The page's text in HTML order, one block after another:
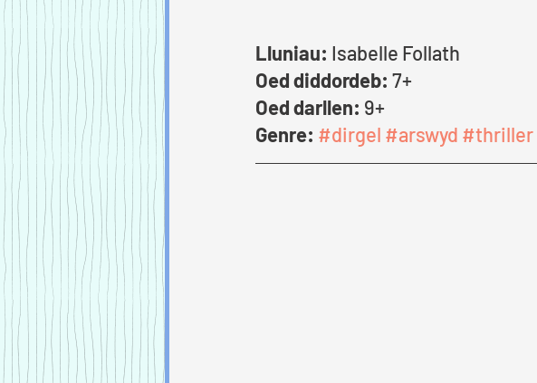
Lluniau: Isabelle Follath
Oed diddordeb: 7+
Oed darllen: 9+
Genre: #dirgel #arswyd #thriller